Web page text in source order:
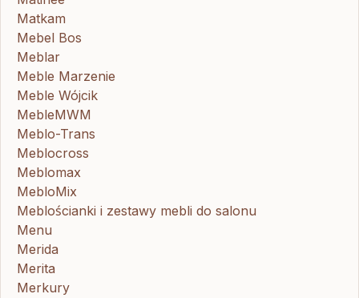
Matkam
Mebel Bos
Meblar
Meble Marzenie
Meble Wójcik
MebleMWM
Meblo-Trans
Meblocross
Meblomax
MebloMix
Meblościanki i zestawy mebli do salonu
Menu
Merida
Merita
Merkury